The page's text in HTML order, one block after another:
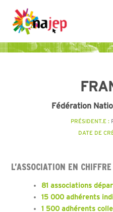
Fédération
PRÉSIDENT.E :
DATE DE
L’ASSOCIATION EN CHIFFRE
81 associations
15 000 adhérents
1 500 adhérents